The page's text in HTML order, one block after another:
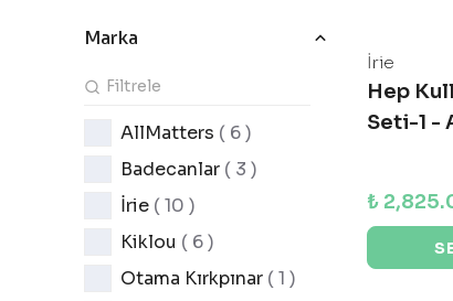
Marka
AllMatters ( 6 )
Badecanlar ( 3 )
İrie ( 10 )
Kiklou ( 6 )
Otama Kırkpınar ( 1 )
İrie
Hep
Seti-1 -
₺